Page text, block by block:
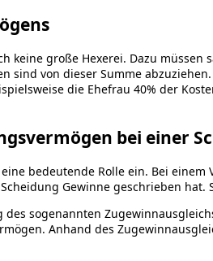
keine große Hexerei. Dazu
sind von dieser Summe
die Ehefrau 40% der
bei einer
bedeutende Rolle ein. Bei
Gewinne geschrieben
sogenannten
Anhand des